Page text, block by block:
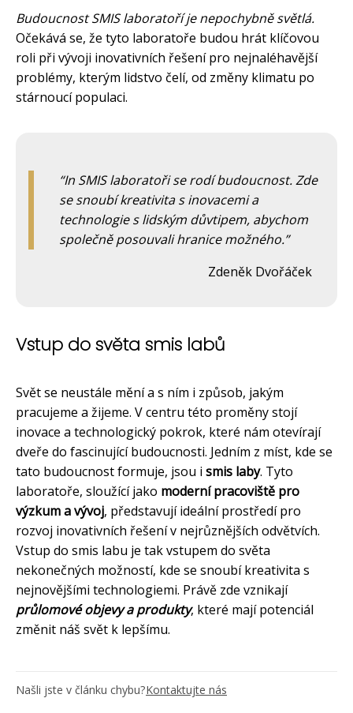
Budoucnost SMIS laboratoří je nepochybně světlá.
Očekává se, že tyto laboratoře budou hrát klíčovou
roli při vývoji inovativních řešení pro nejnaléhavější
problémy, kterým lidstvo čelí, od změny klimatu po
stárnoucí populaci.
In SMIS laboratoři se rodí budoucnost. Zde
se snoubí kreativita s inovacemi a
technologie s lidským důvtipem, abychom
společně posouvali hranice možného.
Zdeněk Dvořáček
Vstup do světa smis labů
Svět se neustále mění a s ním i způsob, jakým
pracujeme a žijeme. V centru této proměny stojí
inovace a technologický pokrok, které nám otevírají
dveře do fascinující budoucnosti. Jedním z míst, kde se
tato budoucnost formuje, jsou i smis laby. Tyto
laboratoře, sloužící jako moderní pracoviště pro
výzkum a vývoj, představují ideální prostředí pro
rozvoj inovativních řešení v nejrůznějších odvětvích.
Vstup do smis labu je tak vstupem do světa
nekonečných možností, kde se snoubí kreativita s
nejnovějšími technologiemi. Právě zde vznikají
průlomové objevy a produkty, které mají potenciál
změnit náš svět k lepšímu.
Našli jste v článku chybu?Kontaktujte nás